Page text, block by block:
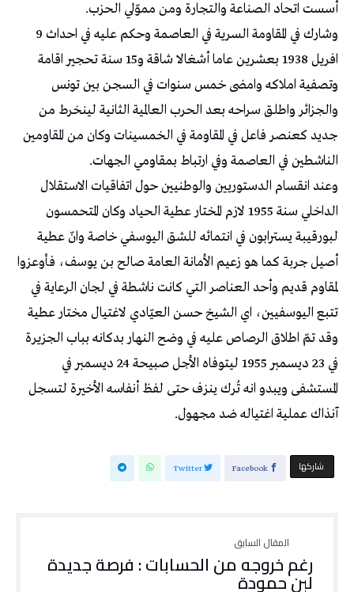
أسست اتحاد الصناعة والتجارة ومن مموّلي الحزب.
وشارك في المقاومة السرية في العاصمة وحكم عليه في احداث 9
افريل 1938 بعشرين عاما أشغالا شاقة و15 سنة تحجير اقامة
وتصفية املاكه وامضى خمس سنوات في السجن بين تونس
والجزائر واطلق سراحه بعد الحرب العالمية الثانية لينخرط من
جديد كعنصر فاعل في المقاومة في الخمسينات وكان من المقاومين
الناشطين في العاصمة وفي ارتباط بمقاومي الجهات.
وعند انقسام الدستوريين والوطنيين حول اتفاقيات الاستقلال
الداخلي سنة 1955 لازم المختار عطية الحياد وكان المتحمسون
لبورقيبة يسترابون في انتمائه للشق اليوسفي خاصة وانّ عطية
أصيل جربة كما هو زعيم الأمانة العامة صالح بن يوسف، فأوعزوا
لمقاوم قديم وأحد العناصر التي كانت ناشطة في لجان الرعاية في
تتبع اليوسفيين، اي الشيخ حسن العيّادي لاغتيال مختار عطية
وقد تمّ اطلاق الرصاص عليه في وضح النهار بدكانه بباب الجزيرة
في 23 ديسمبر 1955 ليتوفاه الأجل صبيحة 24 ديسمبر في
المستشفى ويبدو انه تُرك ينزف حتى لفظ أنفاسه الأخيرة لتسجل
آنذاك عملية اغتياله ضد مجهول.
‫‫ شاركها‬ Facebook
Twitter
رغم خروجه من الحسابات : فرصة جديدة
لبن حمودة